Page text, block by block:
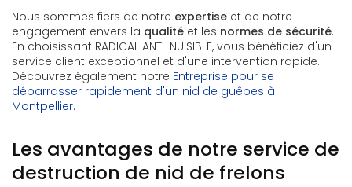
Nous sommes fiers de notre expertise et de notre
engagement envers la qualité et les normes de sécurité.
En choisissant RADICAL ANTI-NUISIBLE, vous bénéficiez d'un
service client exceptionnel et d'une intervention rapide.
Découvrez également notre Entreprise pour se
débarrasser rapidement d'un nid de guêpes à
Montpellier.
Les avantages de notre service de
destruction de nid de frelons